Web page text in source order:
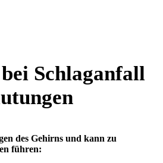
Schlaganfall
des Gehirns und kann zu
führen: